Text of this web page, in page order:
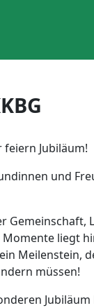
feiern Jubiläum!
und
Gemeinschaft,
liegt
ein Meilenstein,
müssen!